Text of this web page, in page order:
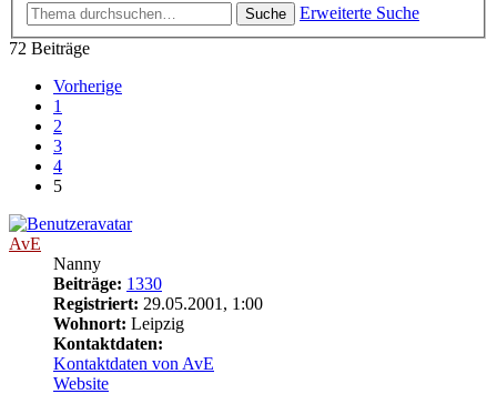
Suche
Erweiterte Suche
72 Beiträge
Vorherige
1
2
3
4
5
AvE
Nanny
Beiträge: 1330
Registriert: 29.05.2001, 1:00
Wohnort: Leipzig
Kontaktdaten:
Kontaktdaten von AvE
Website